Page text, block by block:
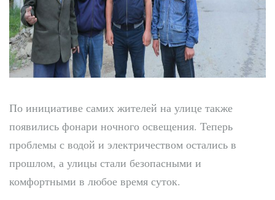
По инициативе самих жителей на улице также
появились фонари ночного освещения. Теперь
проблемы с водой и электричеством остались в
прошлом, а улицы стали безопасными и
комфортными в любое время суток.